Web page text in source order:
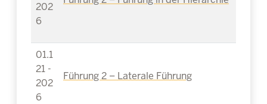
202
6
01.1
21 -
202
6
Führung 2 – Laterale Führung